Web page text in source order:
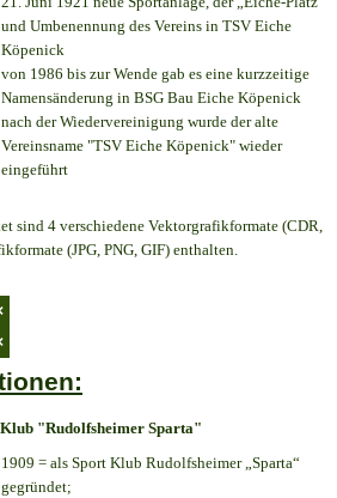
und Umbenennung des Vereins in TSV Eiche
Köpenick
von 1986 bis zur Wende gab es eine kurzzeitige
Namensänderung in BSG Bau Eiche Köpenick
nach der Wiedervereinigung wurde der alte
Vereinsname "TSV Eiche Köpenick" wieder
eingeführt
sind 4 verschiedene Vektorgrafikformate (CDR,
(JPG, PNG, GIF) enthalten.
"Rudolfsheimer Sparta"
1909 = als Sport Klub Rudolfsheimer „Sparta“
gegründet;